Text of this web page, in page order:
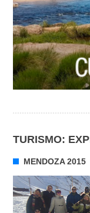
TURISMO:
MENDOZA 2015